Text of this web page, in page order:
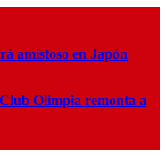
amistoso en Japón
Olimpia remonta a